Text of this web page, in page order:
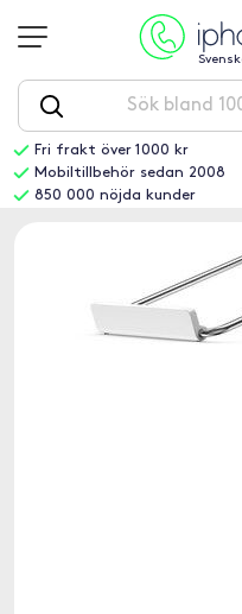
Fri frakt över 1000 kr
Mobiltillbehör sedan 2008
850 000 nöjda kunder